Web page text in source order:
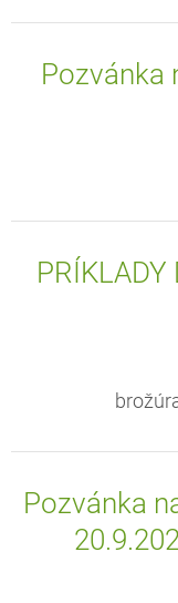
Pozvánka
PRÍKLADY
Pozvánka